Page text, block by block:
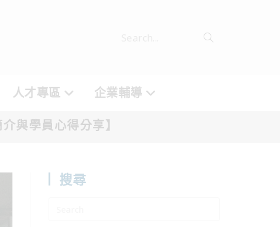
人才專區 企業輔導
與學員心得分享】
搜尋